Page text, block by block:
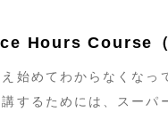
Course（
始めてわからなくな
するためには、スー